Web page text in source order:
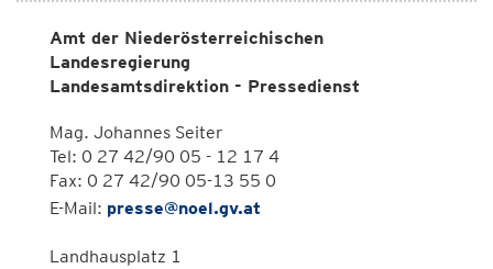
Amt der Niederösterreichischen
Landesregierung
Landesamtsdirektion - Pressedienst
Mag. Johannes Seiter
Tel: 0 27 42/90 05 - 12 17 4
Fax: 0 27 42/90 05-13 55 0
E-Mail: presse@noel.gv.at
Landhausplatz 1